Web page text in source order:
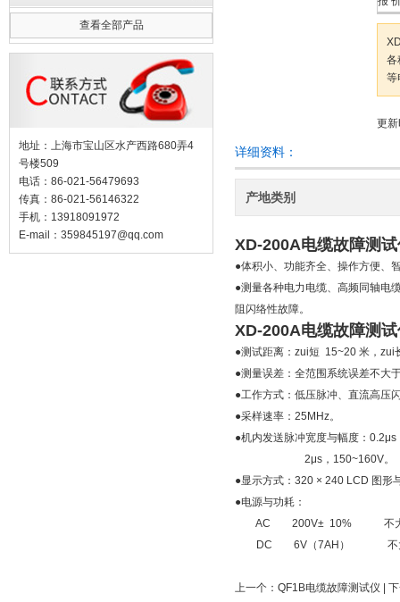
查看全部产品
地址：上海市宝山区水产西路680弄4
号楼509
电话：86-021-56479693
传真：86-021-56146322
手机：13918091972
E-mail： 359845197@qq.com
各
等
更
详细资料：
产地类别
XD-200A电缆故障测
●体积小、功能齐全、操作方便、
●测量各种电力电缆、高频同轴电
阻闪络性故障。
XD-200A电缆故障测
●测试距离：zui短 15~20 米，zui
●测量误差：全范围系统误差不大
●工作方式：低压脉冲、直流高压
●采样速率：25MHz。
●机内发送脉冲宽度与幅度：
2μs，150~160V。
●显示方式：320 × 240 LCD 图形
●电源与功耗：
AC 200V± 10% 不大
DC 6V（7AH） 不大
上一个： QF1B电缆故障测试仪 |